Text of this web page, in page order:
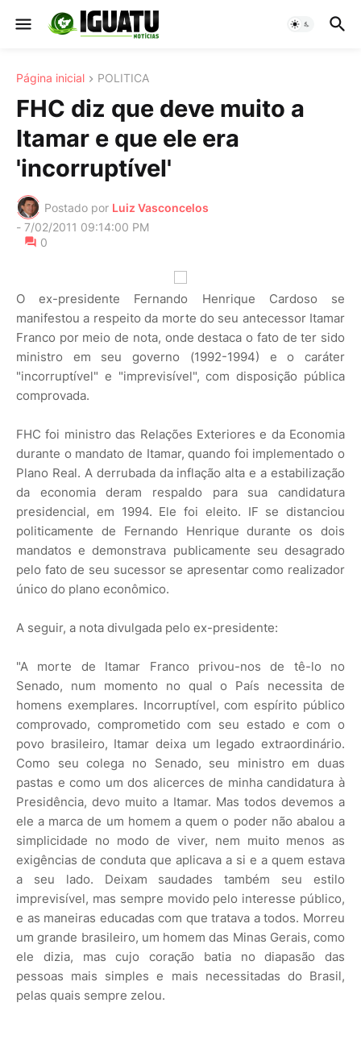
Página inicial POLITICA
FHC diz que deve muito a
Itamar e que ele era
'incorruptível'
Postado por Luiz Vasconcelos
- 7/02/2011 09:14:00 PM
0
O ex-presidente Fernando Henrique Cardoso se
manifestou a respeito da morte do seu antecessor Itamar
Franco por meio de nota, onde destaca o fato de ter sido
ministro em seu governo (1992-1994) e o caráter
"incorruptível" e "imprevisível", com disposição pública
comprovada.
FHC foi ministro das Relações Exteriores e da Economia
durante o mandato de Itamar, quando foi implementado o
Plano Real. A derrubada da inflação alta e a estabilização
da economia deram respaldo para sua candidatura
presidencial, em 1994. Ele foi eleito. IF se distanciou
politicamente de Fernando Henrique durante os dois
mandatos e demonstrava publicamente seu desagrado
pelo fato de seu sucessor se apresentar como realizador
único do plano econômico.
A seguir, a nota divulgada pelo ex-presidente:
"A morte de Itamar Franco privou-nos de tê-lo no
Senado, num momento no qual o País necessita de
homens exemplares. Incorruptível, com espírito público
comprovado, comprometido com seu estado e com o
povo brasileiro, Itamar deixa um legado extraordinário.
Como seu colega no Senado, seu ministro em duas
pastas e como um dos alicerces de minha candidatura à
Presidência, devo muito a Itamar. Mas todos devemos a
ele a marca de um homem a quem o poder não abalou a
simplicidade no modo de viver, nem muito menos as
exigências de conduta que aplicava a si e a quem estava
a seu lado. Deixam saudades também seu estilo
imprevisível, mas sempre movido pelo interesse público,
e as maneiras educadas com que tratava a todos. Morreu
um grande brasileiro, um homem das Minas Gerais, como
ele dizia, mas cujo coração batia no diapasão das
pessoas mais simples e mais necessitadas do Brasil,
pelas quais sempre zelou.